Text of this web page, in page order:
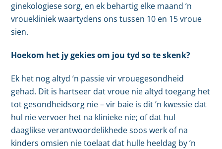
ginekologiese sorg, en ek behartig elke maand ’n
vrouekliniek waartydens ons tussen 10 en 15 vroue
sien.
Hoekom het jy gekies om jou tyd so te skenk?
Ek het nog altyd ’n passie vir vrouegesondheid
gehad. Dit is hartseer dat vroue nie altyd toegang het
tot gesondheidsorg nie – vir baie is dit ’n kwessie dat
hul nie vervoer het na klinieke nie; of dat hul
daaglikse verantwoordelikhede soos werk of na
kinders omsien nie toelaat dat hulle heeldag by ’n